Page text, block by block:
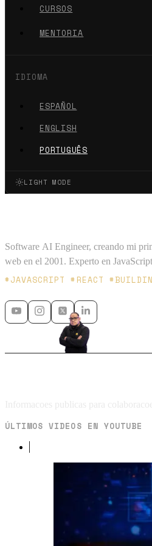
CURSOS
MENTORIA
IDIOMA
ESPAÑOL
ENGLISH
PORTUGUÊS
LIGHT MODE
Software AI Engineer, creando mi
web en el 2001. Experto en
Platzi y Microsoft MVP - 🇲🇽 🇨🇴
#JAVASCRIPT #REACT
ÚLTIMOS VIDEOS EN YOUTUBE